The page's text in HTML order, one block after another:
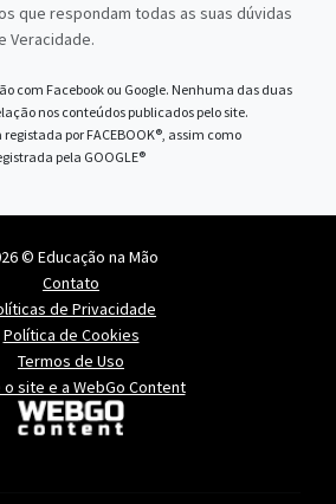
que respondam todas as suas dúvidas
Veracidade.
com Facebook ou Google. Nenhuma das duas
nos conteúdos publicados pelo site.
por FACEBOOK®, assim como
pela GOOGLE®
© Educação na Mão
Contato
de Privacidade
Política de Cookies
Termos de Uso
site e a WebGo Content